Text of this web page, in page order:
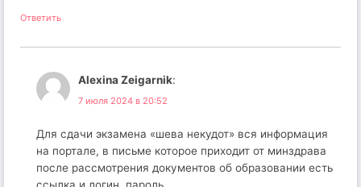
Ответить
Alexina Zeigarnik:
7 июля 2024 в 20:52
Для сдачи экзамена «шева некудот» вся информация
на портале, в письме которое приходит от минздрава
после рассмотрения документов об образовании есть
ссылка и логин, пароль.